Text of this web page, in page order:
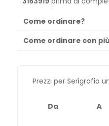
Come ordinare?
Come ordinare con
Prezzi per Serigrafia
Da A